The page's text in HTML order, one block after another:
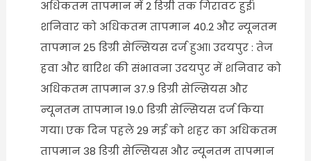
अधिकतम तापमान में 2 डिग्री तक गिरावट हुई।
शनिवार को अधिकतम तापमान 40.2 और न्यूनतम
तापमान 25 डिग्री सेल्सियस दर्ज हुआ। उदयपुर : तेज
हवा और बारिश की संभावना उदयपुर में शनिवार को
अधिकतम तापमान 37.9 डिग्री सेल्सियस और
न्यूनतम तापमान 19.0 डिग्री सेल्सियस दर्ज किया
गया। एक दिन पहले 29 मई को शहर का अधिकतम
तापमान 38 डिग्री सेल्सियस और न्यूनतम तापमान